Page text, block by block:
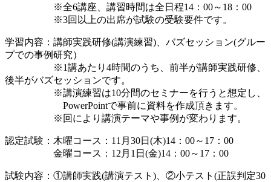
※全6講座、講習時間は全日程14：00～18：00
※3回以上の出席が試験の受験要件です。
学習内容：講師実践研修(講演練習)、バズセッション(グルー
プでの事例研究）
※1講あたり4時間のうち、前半が講師実践研修、
後半がバズセッションです。
※講演練習は10分間のセミナーを行うと想定し、
PowerPointで事前に資料を作成頂きます。
※回により講演テーマや事例が変わります。
認定試験：木曜コース：11月30日(木)14：00～17：00
金曜コース：12月1日(金)14：00～17：00
試験内容：①講師実践(講演テスト)、②小テスト(正誤判定30